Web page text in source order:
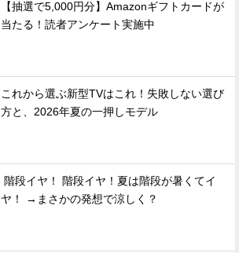
【抽選で5,000円分】Amazonギフトカードが
当たる！読者アンケート実施中
これから選ぶ新型TVはこれ！失敗しない選び
方と、2026年夏の一押しモデル
階段イヤ！ 階段イヤ！夏は階段が暑くてイ
ヤ！ →まさかの発想で涼しく？